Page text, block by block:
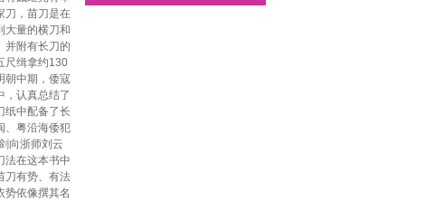
刀，苗刀是在
大量的横刀和
并附有长刀的
尺缉拿约130
朝中期，倭寇
，认真总结了
纸中配备了长
、粤沿海倭犯
向浙师刘云
法在这本书中
刀有势、有法
势依像撰其名